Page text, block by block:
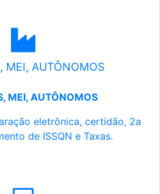
MEI, AUTÔNOMOS
MEI, AUTÔNOMOS
eletrônica, certidão, 2a
de ISSQN e Taxas.